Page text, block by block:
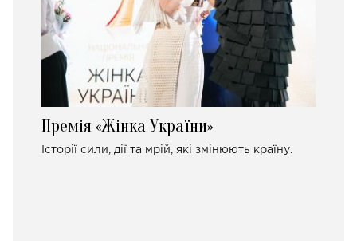
Премія «Жінка України»
Історії сили, дії та мрій, які змінюють країну.